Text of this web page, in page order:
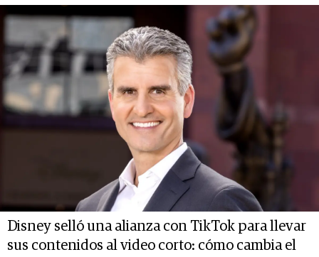
Disney selló una alianza con TikTok para llevar
sus contenidos al video corto: cómo cambia el